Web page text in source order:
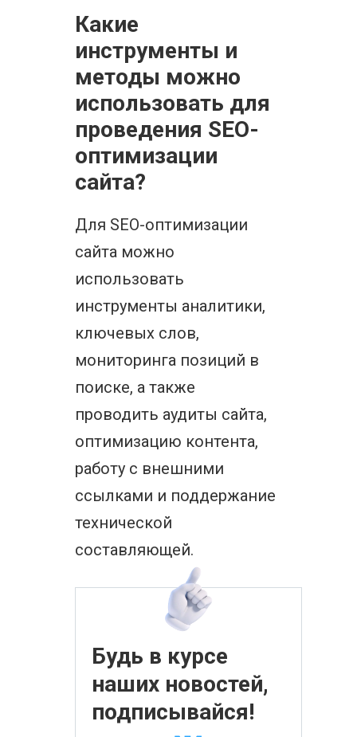
Какие
инструменты и
методы можно
использовать для
проведения SEO-
оптимизации
сайта?
Для SEO-оптимизации
сайта можно
использовать
инструменты аналитики,
ключевых слов,
мониторинга позиций в
поиске, а также
проводить аудиты сайта,
оптимизацию контента,
работу с внешними
ссылками и поддержание
технической
составляющей.
Будь в курсе
наших новостей,
подписывайся!